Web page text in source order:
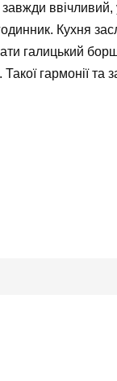
ввічливий,
Кухня
галицький
гармонії та